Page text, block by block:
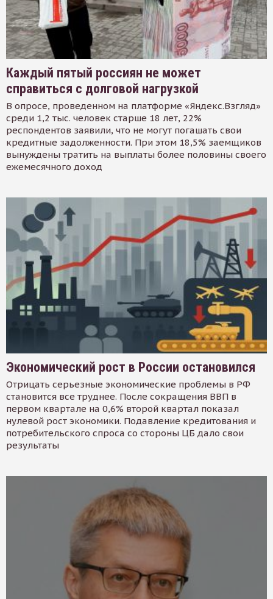
Каждый пятый россиян не может
справиться с долговой нагрузкой
В опросе, проведенном на платформе «Яндекс.Взгляд»
среди 1,2 тыс. человек старше 18 лет, 22%
респондентов заявили, что не могут погашать свои
кредитные задолженности. При этом 18,5% заемщиков
вынуждены тратить на выплаты более половины своего
ежемесячного доход
Экономический рост в России остановился
Отрицать серьезные экономические проблемы в РФ
становится все труднее. После сокращения ВВП в
первом квартале на 0,6% второй квартал показал
нулевой рост экономики. Подавление кредитования и
потребительского спроса со стороны ЦБ дало свои
результаты